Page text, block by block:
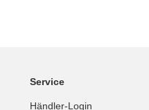
Service
Händler-Login